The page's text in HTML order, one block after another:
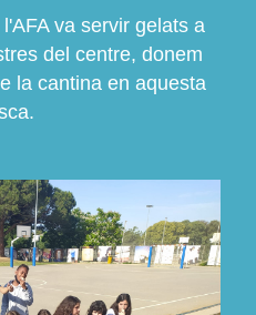
va servir gelats a
del centre, donem
la cantina en aquesta